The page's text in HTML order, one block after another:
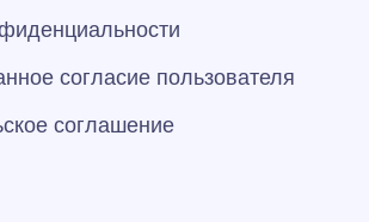
согласие пользователя
соглашение